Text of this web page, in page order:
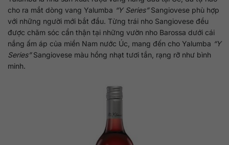
cho ra mắt dòng vang Yalumba “Y Series”Sangiovese phù hợp
với những người mới bắt đầu. Từng trái nho Sangiovese đều
được chăm sóc cẩn thận tại những vườn nho Barossa dưới cái
nắng ấm áp của miền Nam nước Úc, mang đến cho Yalumba “Y
Series”Sangiovese màu hồng nhạt tươi tắn, rạng rỡ như bình
minh.